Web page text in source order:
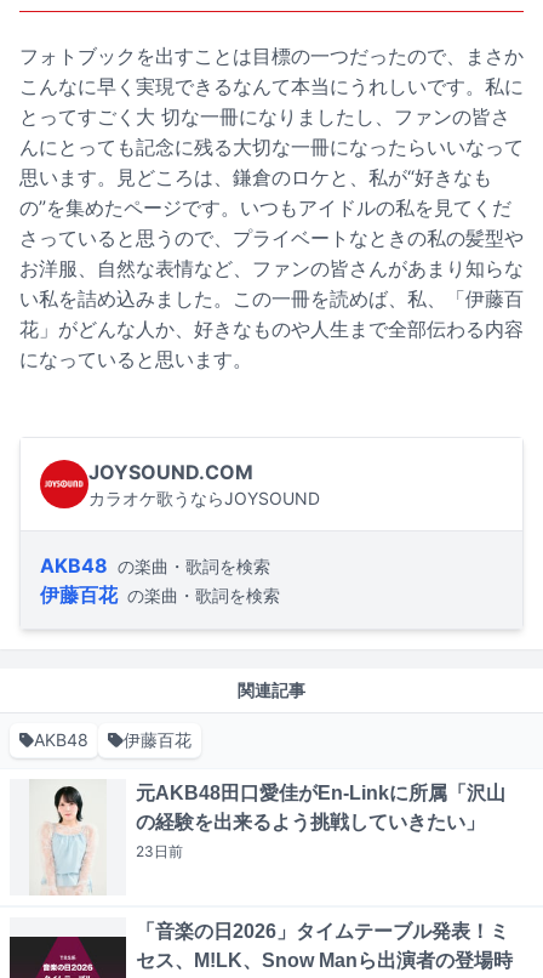
フォトブックを出すことは目標の一つだったので、まさか
こんなに早く実現できるなんて本当にうれしいです。私に
とってすごく大 切な一冊になりましたし、ファンの皆さ
んにとっても記念に残る大切な一冊になったらいいなって
思います。見どころは、鎌倉のロケと、私が“好きなも
の”を集めたページです。いつもアイドルの私を見てくだ
さっていると思うので、プライベートなときの私の髪型や
お洋服、自然な表情など、ファンの皆さんがあまり知らな
い私を詰め込みました。この一冊を読めば、私、「伊藤百
花」がどんな人か、好きなものや人生まで全部伝わる内容
になっていると思います。
JOYSOUND.COM
カラオケ歌うならJOYSOUND
AKB48 の楽曲・歌詞を検索
伊藤百花 の楽曲・歌詞を検索
関連記事
AKB48 伊藤百花
元AKB48田口愛佳がEn-Linkに所属「沢山
の経験を出来るよう挑戦していきたい」
23日前
「音楽の日2026」タイムテーブル発表！ミ
セス、M!LK、Snow Manら出演者の登場時